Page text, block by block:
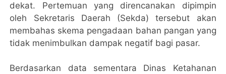
dekat. Pertemuan yang direncanakan dipimpin
oleh Sekretaris Daerah (Sekda) tersebut akan
membahas skema pengadaan bahan pangan yang
tidak menimbulkan dampak negatif bagi pasar.
Berdasarkan data sementara Dinas Ketahanan